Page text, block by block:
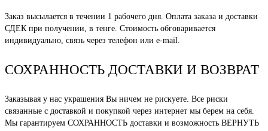
Заказ высылается в течении 1 рабочего дня. Оплата заказа и доставки
СДЕК при получении, в тенге. Стоимость обговаривается
индивидуально, связь через телефон или e-mail.
СОХРАННОСТЬ ДОСТАВКИ И ВОЗВРАТ
Заказывая у нас украшения Вы ничем не рискуете. Все риски
связанные с доставкой и покупкой через интернет мы берем на себя.
Мы гарантируем СОХРАННОСТЬ доставки и возможность ВЕРНУТЬ